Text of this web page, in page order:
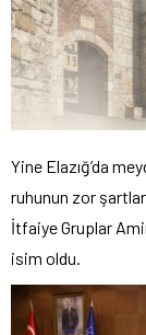
Yine Elazığ’da
ruhunun zor
İtfaiye Gruplar
isim oldu.